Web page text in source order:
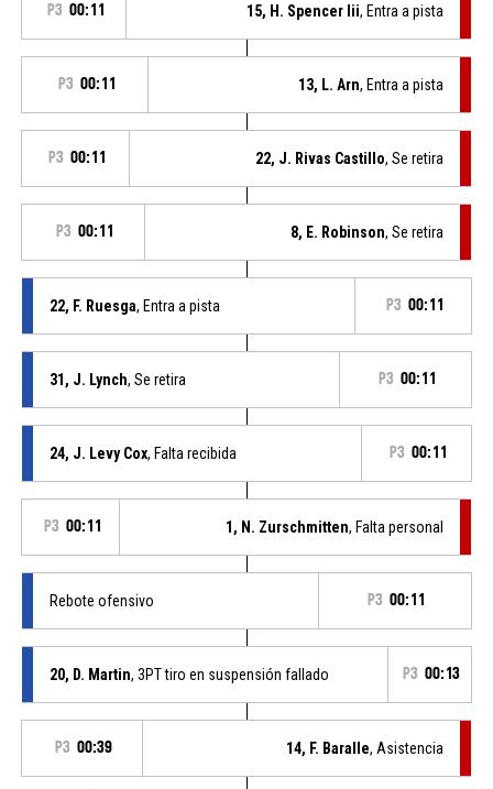
P3 00:11 15, H. Spencer Iii, Entra a pista
P3 00:11 13, L. Arn, Entra a pista
P3 00:11 22, J. Rivas Castillo, Se retira
P3 00:11 8, E. Robinson, Se retira
22, F. Ruesga, Entra a pista P3 00:11
31, J. Lynch, Se retira P3 00:11
24, J. Levy Cox, Falta recibida P3 00:11
P3 00:11 1, N. Zurschmitten, Falta personal
Rebote ofensivo P3 00:11
20, D. Martin, 3PT tiro en suspensión fallado P3 00:13
P3 00:39 14, F. Baralle, Asistencia